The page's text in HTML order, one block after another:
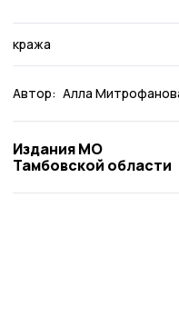
кража
Автор: Алла
Издания МО
Тамбовской области